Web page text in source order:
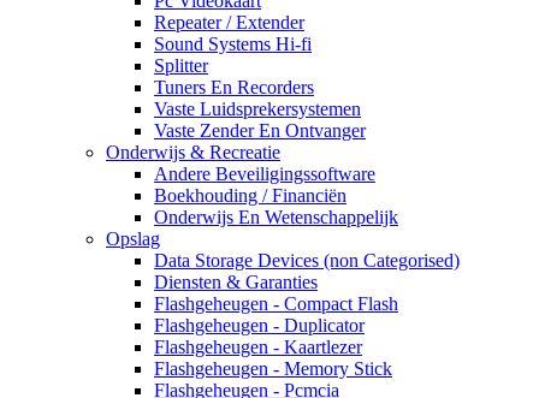
Repeater / Extender
Sound Systems Hi-fi
Splitter
Tuners En Recorders
Vaste Luidsprekersystemen
Vaste Zender En Ontvanger
Onderwijs & Recreatie
Andere Beveiligingssoftware
Boekhouding / Financiën
Onderwijs En Wetenschappelijk
Opslag
Data Storage Devices (non Categorised)
Diensten & Garanties
Flashgeheugen - Compact Flash
Flashgeheugen - Duplicator
Flashgeheugen - Kaartlezer
Flashgeheugen - Memory Stick
Flashgeheugen - Pcmcia